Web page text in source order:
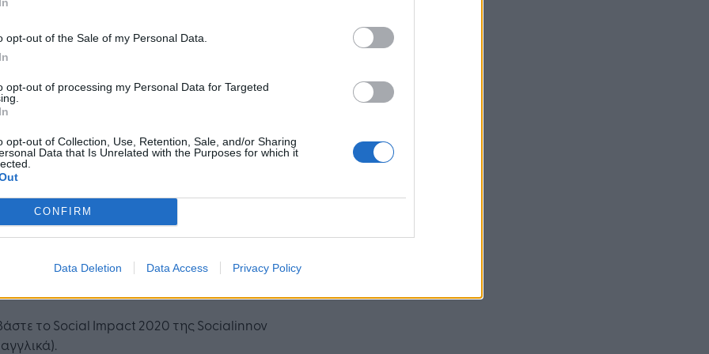
opt-out of the Sale of my Personal Data.
opt-out of processing my Personal Data for Targeted
opt-out of Collection, Use, Retention, Sale, and/or Sharing
Data that Is Unrelated with the Purposes for which it
CONFIRM
Data Deletion Data Access Privacy Policy
τους ενδυνάμωση και τη βελτίωση
τους δεξιοτήτων, συμβάλλοντας έτσι
στη χώρα μας.
θα επεκτείνει και το 2021 την προσπάθεια
ψηφιακών δεξιοτήτων σε κάθε κοινωνική
σε εκπαιδευτικούς πόρους, δίνοντας
ιδιαίτερο βάρος και στην ευαίσθητη
αυτής η Socialinnov θα συνεχίσει να εστιάζει
το Social Impact 2020 της Socialinnov